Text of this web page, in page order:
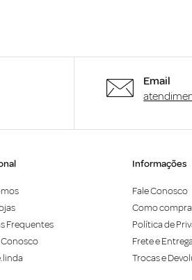
Email
Frequentes
Informações
Fale Conosco
Como
Política de
Frete e
Trocas e